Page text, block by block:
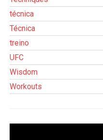
técnica
Técnica
treino
UFC
Wisdom
Workouts